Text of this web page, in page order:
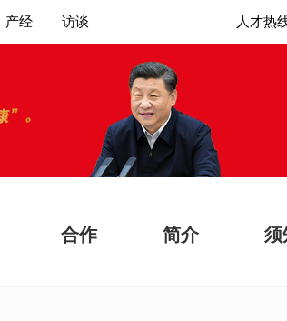
产经 访谈 人才热
合作 简介 须